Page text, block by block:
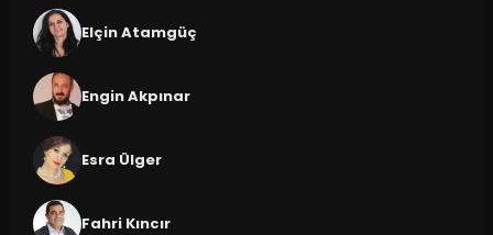
Elçin Atamgüç
Engin Akpınar
Esra Ülger
Fahri Kıncır